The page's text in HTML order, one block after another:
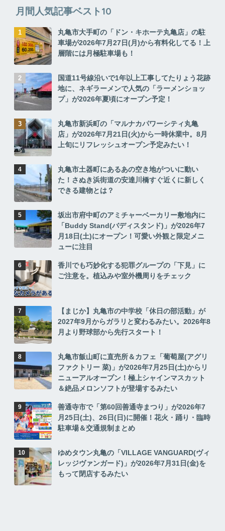
月間人気記事ベスト10
丸亀市大手町の「ドン・キホーテ丸亀店」の駐
車場が2026年7月27日(月)から有料化してる！上
層階には月極駐車場も！
国道11号線沿いで1年以上工事してたりょう花跡
地に、ネギラーメンで人気の「ラーメンショッ
プ」が2026年夏頃にオープン予定！
丸亀市新浜町の「マルナカパワーシティ丸亀
店」が2026年7月21日(火)から一時休業中。8月
上旬にリフレッシュオープン予定みたい！
丸亀市土器町にあるあの空き地がついに動い
た！さぬき浜街道の安達川橋すぐ近くに新しく
できる建物とは？
坂出市府中町のアミチャーベーカリー敷地内に
「Buddy Stand(バディスタンド)」が2026年7
月18日(土)にオープン！可愛い外観と限定メニ
ューに注目
香川でも巧妙化する犯罪グループの「下見」に
ご注意を。植込みや室外機周りをチェック
【まじか】丸亀市の中学校「休日の部活動」が
2027年9月からガラリと変わるみたい。2026年8
月より野球部から先行スタート！
丸亀市飯山町に直売所＆カフェ「葡萄屋(アグリ
ファクトリー 菜)」が2026年7月25日(土)からリ
ニューアルオープン！極上シャインマスカット
＆絶品メロンソフトが登場するみたい
善通寺市で「第60回善通寺まつり」が2026年7
月25日(土)、26日(日)に開催！花火・踊り・臨時
駐車場＆交通規制まとめ
ゆめタウン丸亀の「VILLAGE VANGUARD(ヴィ
レッジヴァンガード)」が2026年7月31日(金)を
もって閉店するみたい